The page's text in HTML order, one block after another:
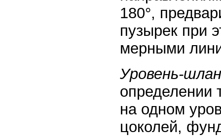
180°,
пузырек при
мерными
Уровень-
определении
на одном
цоколей,